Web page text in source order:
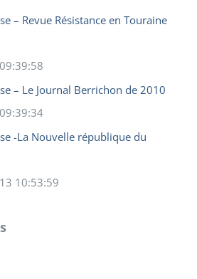
– Revue Résistance en Touraine
– Le Journal Berrichon de 2010
-La Nouvelle république du
10:53:59